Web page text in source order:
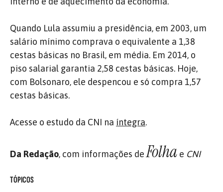
Quando Lula assumiu a presidência, em 2003, um
salário mínimo comprava o equivalente a 1,38
cestas básicas no Brasil, em média. Em 2014, o
piso salarial garantia 2,58 cestas básicas. Hoje,
com Bolsonaro, ele despencou e só compra 1,57
cestas básicas.
Acesse o estudo da CNI na íntegra.
Da Redação, com informações de Folha e CNI
TÓPICOS